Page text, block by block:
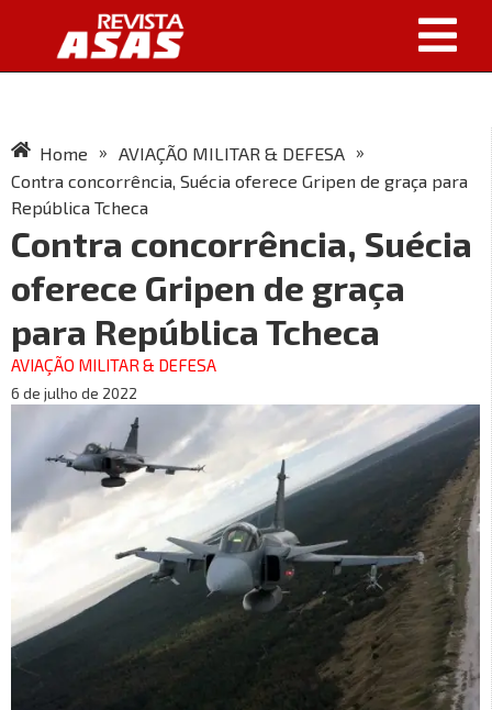
Home » AVIAÇÃO MILITAR & DEFESA »
Contra concorrência, Suécia oferece Gripen de graça para
República Tcheca
Contra concorrência, Suécia
oferece Gripen de graça
para República Tcheca
AVIAÇÃO MILITAR & DEFESA
6 de julho de 2022